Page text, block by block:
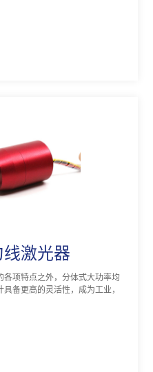
激光器
项特点之外，分体式大功率均
备更高的灵活性，成为工业，